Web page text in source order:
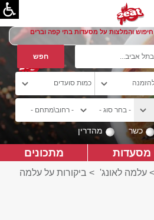
והמלצות על מסעדות בתי קפה וברים
כשר מהדרין
מסעדות מתכונים
> עלמה לאונג' > ביקורות על עלמה